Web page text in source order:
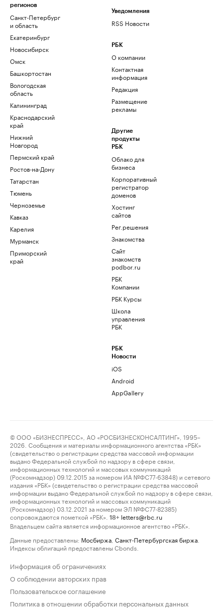
регионов
Санкт-Петербург
и область
Екатеринбург
Новосибирск
Омск
Башкортостан
Вологодская
область
Калининград
Краснодарский
край
Нижний
Новгород
Пермский край
Ростов-на-Дону
Татарстан
Тюмень
Черноземье
Кавказ
Карелия
Мурманск
Приморский
край
Уведомления
RSS Новости
РБК
О компании
Контактная
информация
Редакция
Размещение
рекламы
Другие
продукты
РБК
Облако для
бизнеса
Корпоративный
регистратор
доменов
Хостинг
сайтов
Рег.решения
Знакомства
Сайт
знакомств
podbor.ru
РБК
Компании
РБК Курсы
Школа
управления
РБК
РБК
Новости
iOS
Android
AppGallery
© ООО «БИЗНЕСПРЕСС», АО «РОСБИЗНЕСКОНСАЛТИНГ», 1995–
2026. Сообщения и материалы информационного агентства «РБК»
(свидетельство о регистрации средства массовой информации
выдано Федеральной службой по надзору в сфере связи,
информационных технологий и массовых коммуникаций
(Роскомнадзор) 09.12.2015 за номером ИА №ФС77-63848) и сетевого
издания «РБК» (свидетельство о регистрации средства массовой
информации выдано Федеральной службой по надзору в сфере связи,
информационных технологий и массовых коммуникаций
(Роскомнадзор) 03.12.2021 за номером ЭЛ №ФС77-82385)
сопровождаются пометкой «РБК».
18+ letters@rbc.ru
Владельцем сайта является информационное агентство «РБК».
Данные предоставлены: Мосбиржа Санкт-Петербургская биржа
Индексы облигаций предоставлены Cbonds.
Информация об ограничениях
О соблюдении авторских прав
Пользовательское соглашение
Политика в отношении обработки персональных данных